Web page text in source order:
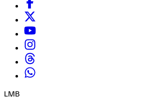
LMB